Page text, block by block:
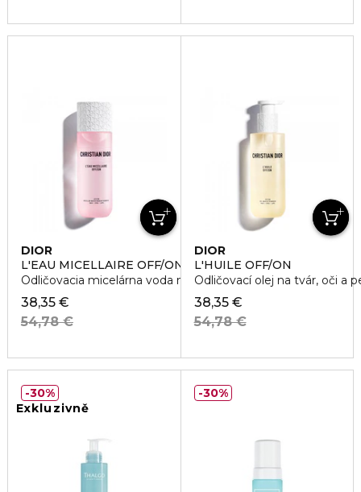
DIOR
L'EAU MICELLAIRE OFF/ON
Odličovacia micelárna voda na tvár, oči a pery
38,35 €
54,78 €
DIOR
L'HUILE OFF/ON
Odličovací olej na tvár, oči a
38,35 €
54,78 €
Exkluzivně
30% 30%